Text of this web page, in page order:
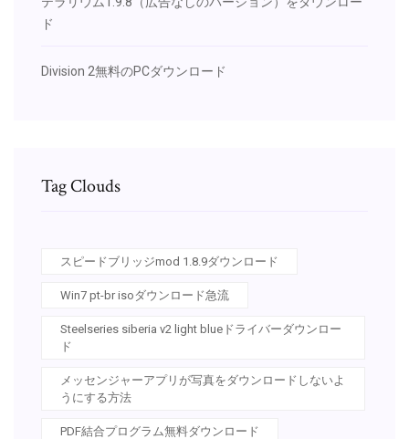
ド
Division 2無料のPCダウンロード
Tag Clouds
スピードブリッジmod 1.8.9ダウンロード
Win7 pt-br isoダウンロード急流
Steelseries siberia v2 light blueドライバーダウンロー
ド
メッセンジャーアプリが写真をダウンロードしないよ
うにする方法
PDF結合プログラム無料ダウンロード